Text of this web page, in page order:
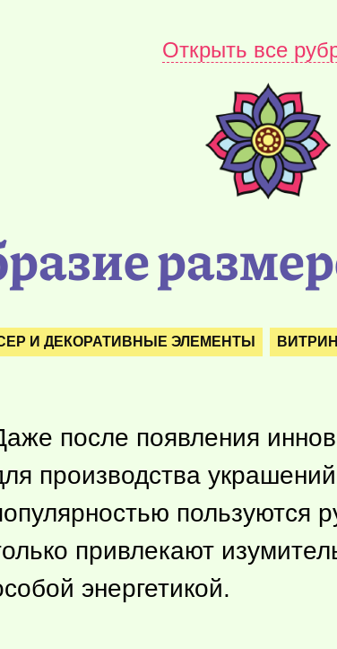
Открыть все
И ДЕКОРАТИВНЫЕ ЭЛЕМЕНТЫ
после появления
производства
пользуются
привлекают
энергетикой.